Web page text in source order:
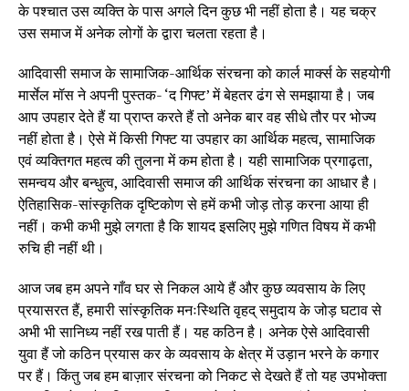
के पश्चात उस व्यक्ति के पास अगले दिन कुछ भी नहीं होता है। यह चक्र
उस समाज में अनेक लोगों के द्वारा चलता रहता है।
आदिवासी समाज के सामाजिक-आर्थिक संरचना को कार्ल मार्क्स के सहयोगी
मार्सेल मॉस ने अपनी पुस्तक- ‘द गिफ्ट’ में बेहतर ढंग से समझाया है। जब
आप उपहार देते हैं या प्राप्त करते हैं तो अनेक बार वह सीधे तौर पर भोज्य
नहीं होता है। ऐसे में किसी गिफ्ट या उपहार का आर्थिक महत्व, सामाजिक
एवं व्यक्तिगत महत्व की तुलना में कम होता है। यही सामाजिक प्रगाढ़ता,
समन्वय और बन्धुत्व, आदिवासी समाज की आर्थिक संरचना का आधार है।
ऐतिहासिक-सांस्कृतिक दृष्टिकोण से हमें कभी जोड़ तोड़ करना आया ही
नहीं। कभी कभी मुझे लगता है कि शायद इसलिए मुझे गणित विषय में कभी
रुचि ही नहीं थी।
आज जब हम अपने गाँव घर से निकल आये हैं और कुछ व्यवसाय के लिए
प्रयासरत हैं, हमारी सांस्कृतिक मनःस्थिति वृहद् समुदाय के जोड़ घटाव से
अभी भी सानिध्य नहीं रख पाती हैं। यह कठिन है। अनेक ऐसे आदिवासी
युवा हैं जो कठिन प्रयास कर के व्यवसाय के क्षेत्र में उड़ान भरने के कगार
पर हैं। किंतु जब हम बाज़ार संरचना को निकट से देखते हैं तो यह उपभोक्ता